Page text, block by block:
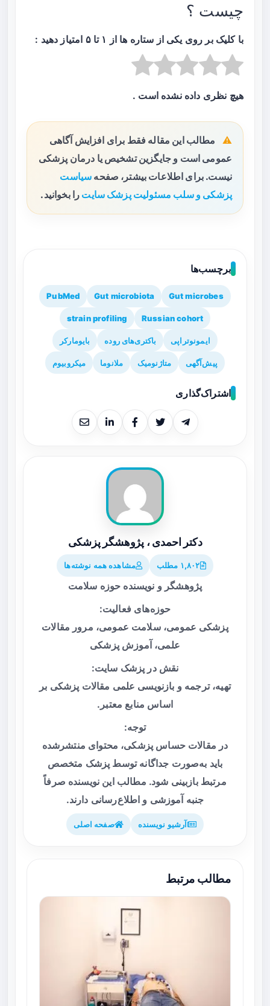
چیست ؟
با کلیک بر روی یکی از ستاره ها از ۱ تا ۵ امتیاز دهید :
هیچ نظری داده نشده است .
مطالب این مقاله فقط برای افزایش آگاهی
عمومی است و جایگزین تشخیص یا درمان پزشکی
نیست. برای اطلاعات بیشتر، صفحه سیاست
پزشکی و سلب مسئولیت پزشک سایت را بخوانید.
برچسب‌ها
Gut microbes
Gut microbiota
PubMed
Russian cohort
strain profiling
ایمونوتراپی باکتری‌های روده بایومارکر
پیش‌آگهی متاژنومیک ملانوما میکروبیوم
اشتراک‌گذاری
دکتر احمدی ، پژوهشگر پزشکی
۱,۸۰۲ مطلب مشاهده همه نوشته‌ها
پژوهشگر و نویسنده حوزه سلامت
حوزه‌های فعالیت:
پزشکی عمومی، سلامت عمومی، مرور مقالات
علمی، آموزش پزشکی
نقش در پزشک سایت:
تهیه، ترجمه و بازنویسی علمی مقالات پزشکی بر
اساس منابع معتبر.
توجه:
در مقالات حساس پزشکی، محتوای منتشرشده
باید به‌صورت جداگانه توسط پزشک متخصص
مرتبط بازبینی شود. مطالب این نویسنده صرفاً
جنبه آموزشی و اطلاع‌رسانی دارند.
آرشیو نویسنده صفحه اصلی
مطالب مرتبط